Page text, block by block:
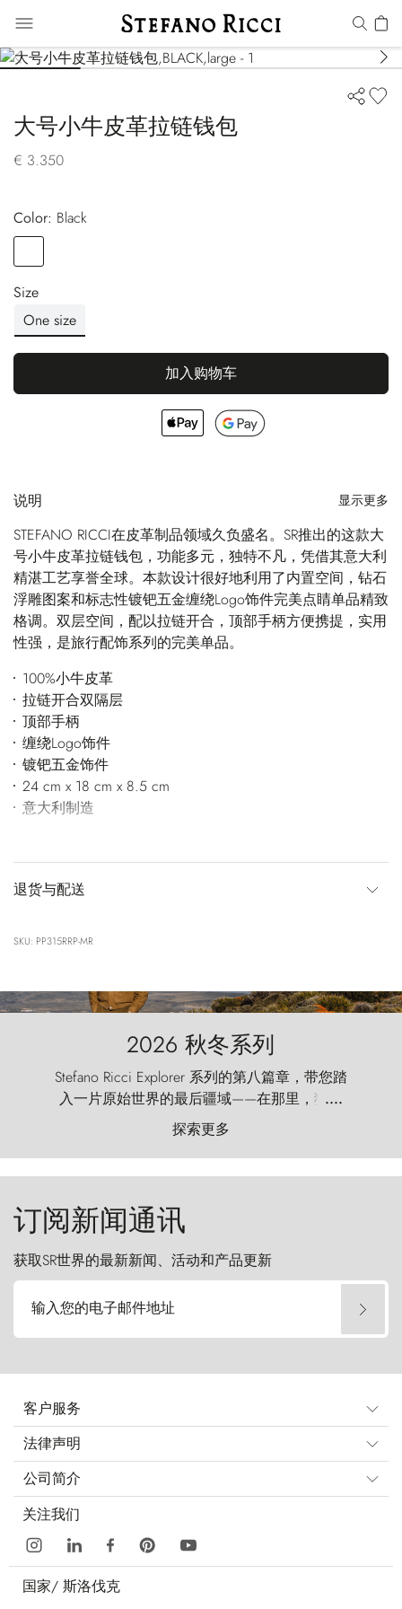
大号小牛皮革拉链钱包
€ 3.350
Color:
black
Size
One size
加入购物车
说明 显示更多
STEFANO RICCI在皮革制品领域久负盛名。SR推出的这款大
号小牛皮革拉链钱包，功能多元，独特不凡，凭借其意大利
精湛工艺享誉全球。本款设计很好地利用了内置空间，钻石
浮雕图案和标志性镀钯五金缠绕Logo饰件完美点睛单品精致
格调。双层空间，配以拉链开合，顶部手柄方便携提，实用
性强，是旅行配饰系列的完美单品。
100%小牛皮革
拉链开合双隔层
顶部手柄
缠绕Logo饰件
镀钯五金饰件
24 cm x 18 cm x 8.5 cm
意大利制造
退货与配送
SKU: PP315RRP-MR
2026 秋冬系列
Stefano Ricci Explorer 系列的第八篇章，带您踏
入一片原始世界的最后疆域——在那里，狂风
以远古的怒号雕琢着自然，而百内塔（Torres
del Paine）则宛如石砌的哨兵，傲然向苍穹发
起挑战。
....
探索更多
订阅新闻通讯
获取SR世界的最新新闻、活动和产品更新
输入您的电子邮件地址
客户服务
法律声明
公司简介
关注我们
国家/ 斯洛伐克